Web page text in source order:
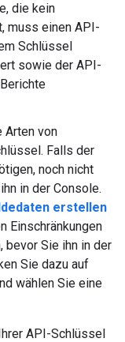
die kein
muss einen API-
Schlüssel
sowie der API-
Arten von
Falls der
noch nicht
in der Console.
erstellen
Einschränkungen
Sie ihn in der
Sie dazu auf
wählen Sie eine
API-Schlüssel